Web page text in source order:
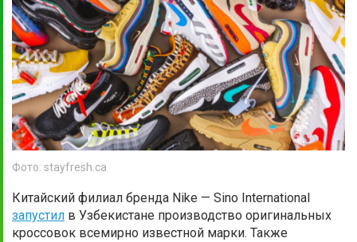
Фото: stayfresh.ca
Китайский филиал бренда Nike — Sino International
запустил в Узбекистане производство оригинальных
кроссовок всемирно известной марки. Также